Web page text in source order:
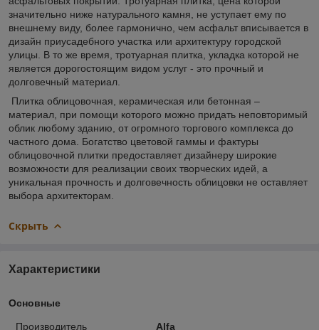
значительно ниже натурального камня, не уступает ему по
внешнему виду, более гармонично, чем асфальт вписывается в
дизайн приусадебного участка или архитектуру городской
улицы. В то же время, тротуарная плитка, укладка которой не
является дорогостоящим видом услуг - это прочный и
долговечный материал.
Плитка облицовочная, керамическая или бетонная –
материал, при помощи которого можно придать неповторимый
облик любому зданию, от огромного торгового комплекса до
частного дома. Богатство цветовой гаммы и фактуры
облицовочной плитки предоставляет дизайнеру широкие
возможности для реализации своих творческих идей, а
уникальная прочность и долговечность облицовки не оставляет
выбора архитекторам.
Скрыть
Характеристики
Основные
Производитель
Alfa